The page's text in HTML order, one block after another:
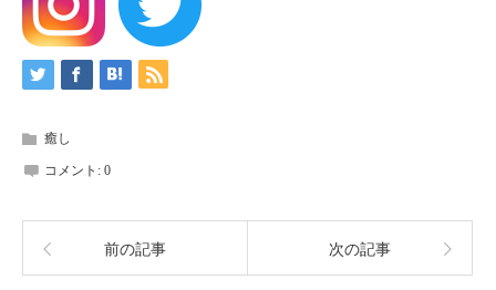
癒し
コメント: 0
前の記事 次の記事